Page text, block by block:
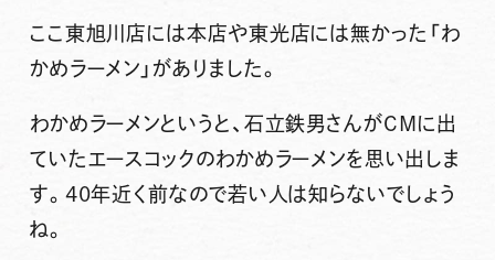
ここ東旭川店には本店や東光店には無かった 「わ
かめラーメン」 がありました。
わかめラーメンというと、石立鉄男さんがCMに出
ていたエースコックのわかめラーメンを思い出しま
す。40年近く前なので若い人は知らないでしょう
ね。